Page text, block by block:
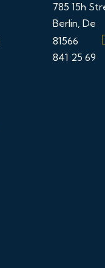
785 15h
Berlin, De
81566
841 25 69